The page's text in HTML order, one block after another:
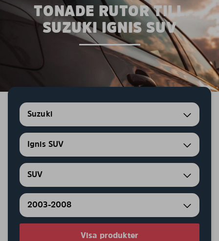
TONADE RUTOR TILL
SUZUKI IGNIS SUV
Suzuki
Ignis SUV
SUV
2003-2008
Visa produkter